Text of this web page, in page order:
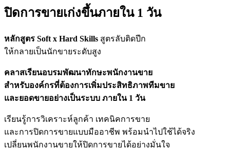
ปิดการขายเก่งขึ้นภายใน 1 วัน
หลักสูตร Soft x Hard Skills สูตรลับติดปีก
ให้กลายเป็นนักขายระดับสูง
คลาสเรียนอบรมพัฒนาทักษะพนักงานขาย
สำหรับองค์กรที่ต้องการเพิ่มประสิทธิภาพทีมขาย
และยอดขายอย่างเป็นระบบ ภายใน 1 วัน
เรียนรู้การวิเคราะห์ลูกค้า เทคนิคการขาย
และการปิดการขายแบบมืออาชีพ พร้อมนำไปใช้ได้จริง
เปลี่ยนพนักงานขายให้ปิดการขายได้อย่างมั่นใจ